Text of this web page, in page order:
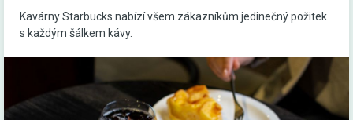
Kavárny Starbucks nabízí všem zákazníkům jedinečný požitek
s každým šálkem kávy.